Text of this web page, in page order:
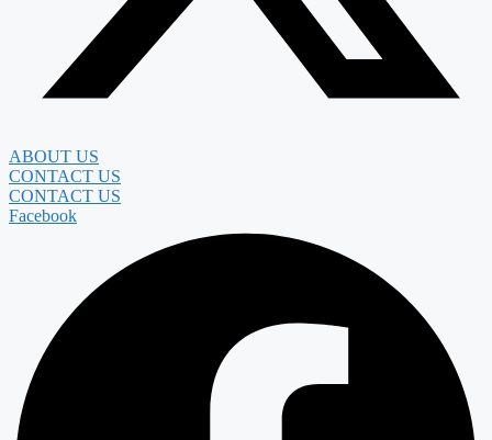
ABOUT US
CONTACT US
CONTACT US
Facebook